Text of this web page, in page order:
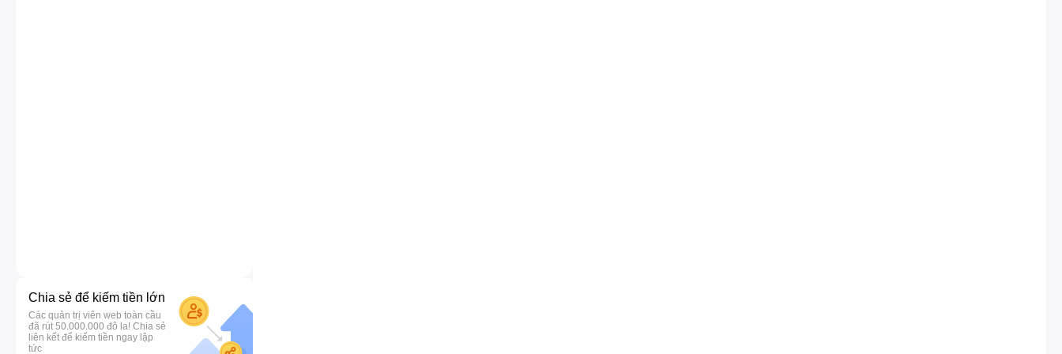
Chia sẻ để kiếm tiền lớn
Các quản trị viên web toàn cầu
đã rút 50.000.000 đô la! Chia sẻ
liên kết để kiếm tiền ngay lập
tức